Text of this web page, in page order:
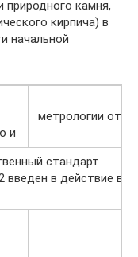
природного камня,
кирпича) в
начальной
и
метрологии от
стандарт
введен в действие в